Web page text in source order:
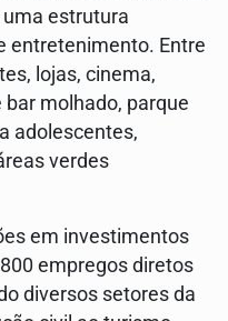
estrutura
entretenimento. Entre
lojas, cinema,
molhado, parque
adolescentes,
verdes
em investimentos
empregos diretos
diversos setores da